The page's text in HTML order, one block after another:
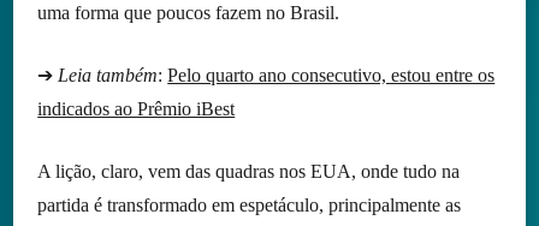
uma forma que poucos fazem no Brasil.
➔ Leia também:Pelo quarto ano consecutivo, estou entre os
indicados ao Prêmio iBest
A lição, claro, vem das quadras nos EUA, onde tudo na
partida é transformado em espetáculo, principalmente as